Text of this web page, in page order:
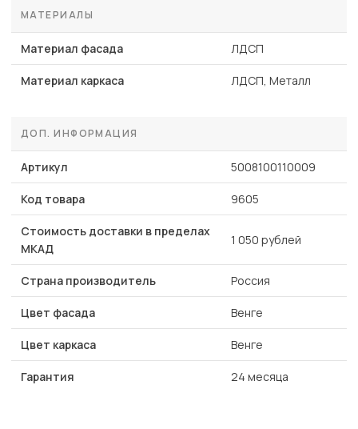
МАТЕРИАЛЫ
Материал фасада ЛДСП
Материал каркаса ЛДСП, Металл
ДОП. ИНФОРМАЦИЯ
Артикул 5008100110009
Код товара 9605
Стоимость доставки в пределах
МКАД
1 050 рублей
Страна производитель Россия
Цвет фасада Венге
Цвет каркаса Венге
Гарантия 24 месяца